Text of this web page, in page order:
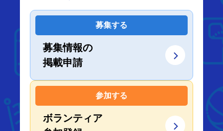
募集する
募集情報の
掲載申請
参加する
ボランティア